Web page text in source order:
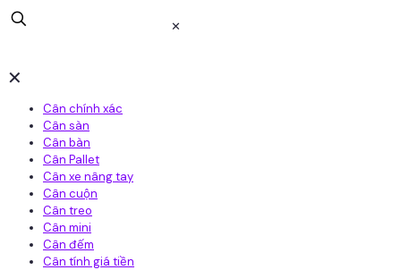
✕
✕
Cân chính xác
Cân sàn
Cân bàn
Cân Pallet
Cân xe nâng tay
Cân cuộn
Cân treo
Cân mini
Cân đếm
Cân tính giá tiền